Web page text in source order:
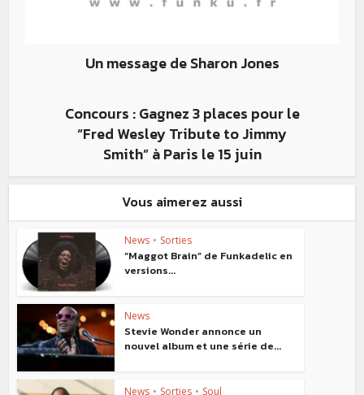
Un message de Sharon Jones
Concours : Gagnez 3 places pour le
“Fred Wesley Tribute to Jimmy
Smith” à Paris le 15 juin
Vous aimerez aussi
News • Sorties
“Maggot Brain” de Funkadelic en
versions...
News
Stevie Wonder annonce un
nouvel album et une série de...
News • Sorties • Soul